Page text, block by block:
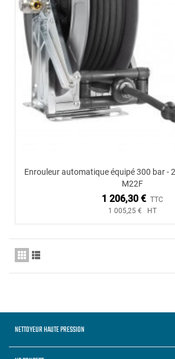
Enrouleur automatique équipé 300 bar -
M22F
1 206,30 € TTC
1 005,25 € HT
NETTOYEUR HAUTE PRESSION